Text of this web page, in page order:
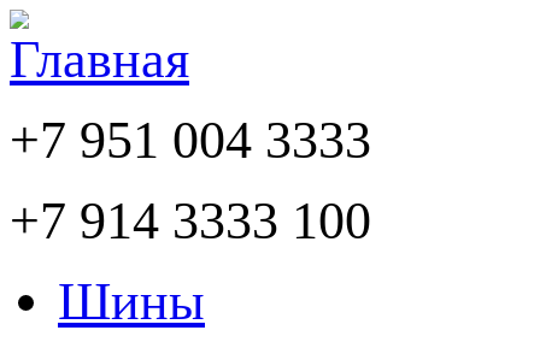
+7 951 004 3333
+7 914 3333 100
Шины